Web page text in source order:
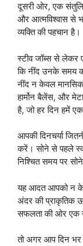
दूसरी ओर, एक
और आत्मविश्वास से
व्यक्ति की पहचान है।
स्टीव जॉब्स से
कि नींद उनके समय
नींद न केवल मानसिक
हार्मोन बैलेंस, और
है, जो हर दिन हमें
आपकी दिनचर्या
करें। सोने से पहले
निश्चित समय पर
यह आदत आपको न
अंदर की प्राकृतिक
सफलता की ओर एक
तो अगर आप दिन भर